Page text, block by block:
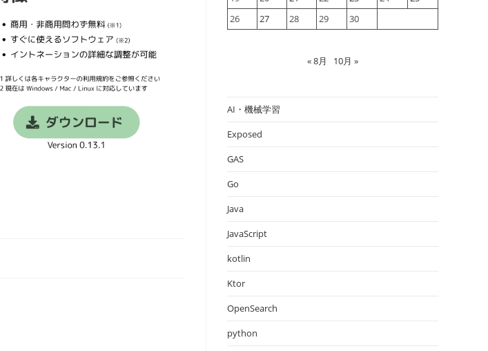
26
27 28 29 30
« 8月 10月 »
AI・機械学習
Exposed
GAS
Go
Java
JavaScript
kotlin
Ktor
OpenSearch
python